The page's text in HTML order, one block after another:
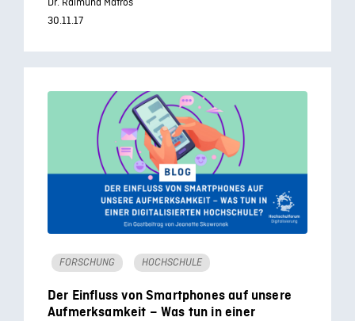
Dr. Raimund Matros
30.11.17
FORSCHUNG HOCHSCHULE
Der Einfluss von Smartphones auf unsere
Aufmerksamkeit – Was tun in einer